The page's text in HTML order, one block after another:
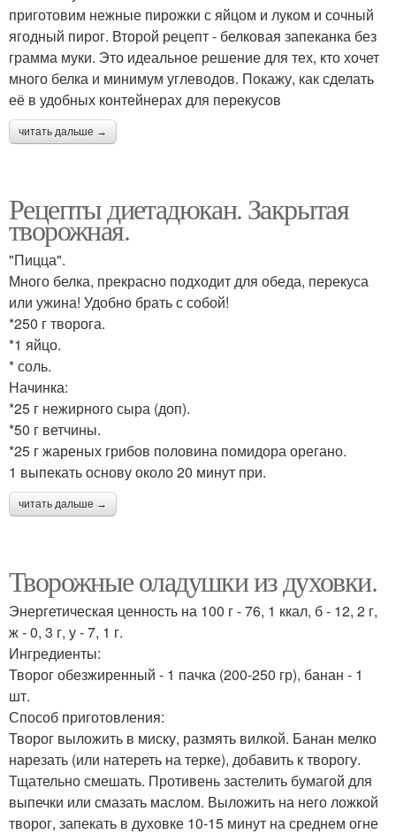
приготовим нежные пирожки с яйцом и луком и сочный
ягодный пирог. Второй рецепт - белковая запеканка без
грамма муки. Это идеальное решение для тех, кто хочет
много белка и минимум углеводов. Покажу, как сделать
её в удобных контейнерах для перекусов
читать дальше →
Рецепты диетадюкан. Закрытая
творожная.
"Пицца".
Много белка, прекрасно подходит для обеда, перекуса
или ужина! Удобно брать с собой!
*250 г творога.
*1 яйцо.
* соль.
Начинка:
*25 г нежирного сыра (доп).
*50 г ветчины.
*25 г жареных грибов половина помидора орегано.
1 выпекать основу около 20 минут при.
читать дальше →
Творожные оладушки из духовки.
Энергетическая ценность на 100 г - 76, 1 ккал, б - 12, 2 г,
ж - 0, 3 г, у - 7, 1 г.
Ингредиенты:
Творог обезжиренный - 1 пачка (200-250 гр), банан - 1
шт.
Способ приготовления:
Творог выложить в миску, размять вилкой. Банан мелко
нарезать (или натереть на терке), добавить к творогу.
Тщательно смешать. Противень застелить бумагой для
выпечки или смазать маслом. Выложить на него ложкой
творог, запекать в духовке 10-15 минут на среднем огне